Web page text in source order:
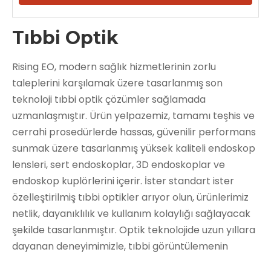
Tıbbi Optik
Rising EO, modern sağlık hizmetlerinin zorlu
taleplerini karşılamak üzere tasarlanmış son
teknoloji tıbbi optik çözümler sağlamada
uzmanlaşmıştır. Ürün yelpazemiz, tamamı teşhis ve
cerrahi prosedürlerde hassas, güvenilir performans
sunmak üzere tasarlanmış yüksek kaliteli endoskop
lensleri, sert endoskoplar, 3D endoskoplar ve
endoskop kuplörlerini içerir. İster standart ister
özelleştirilmiş tıbbi optikler arıyor olun, ürünlerimiz
netlik, dayanıklılık ve kullanım kolaylığı sağlayacak
şekilde tasarlanmıştır. Optik teknolojide uzun yıllara
dayanan deneyimimizle, tıbbi görüntülemenin